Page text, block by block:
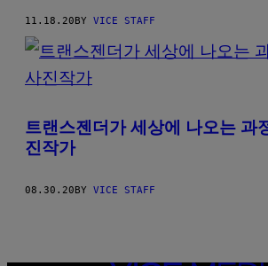
11.18.20BY VICE STAFF
트랜스젠더가 세상에 나오는 과
진작가
08.30.20BY VICE STAFF